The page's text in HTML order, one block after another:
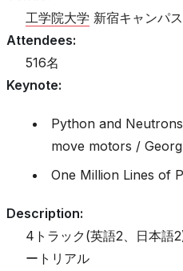
工学院大学 新宿キャンパス
Attendees:
516名
Keynote:
Python and
move motors /
One Million Lines of
Description:
4トラック(英語2、日本語
ートリアル